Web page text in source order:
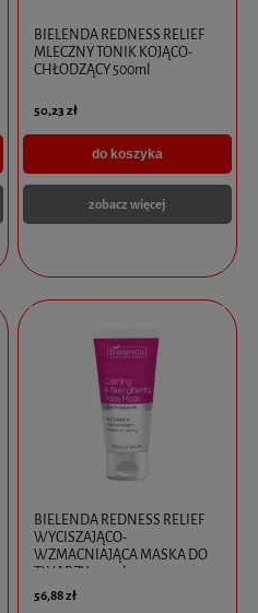
BIELENDA REDNESS RELIEF
MLECZNY TONIK KOJĄCO-
CHŁODZĄCY 500ml
50,23 zł
do koszyka
zobacz więcej
BIELENDA REDNESS RELIEF
WYCISZAJĄCO-
WZMACNIAJĄCA MASKA DO
TWARZY 150ml
56,88 zł